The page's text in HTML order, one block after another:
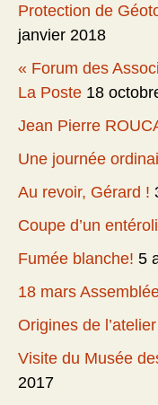
Protection de
janvier 2018
« Forum des
La Poste 18
Jean Pierre
Une journée
Au revoir, Gérard !
Coupe d’un
Fumée blanche! 5
18 mars
Origines de
Visite du Musée
2017